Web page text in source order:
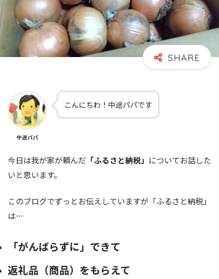
中途パパ
こんにちわ！中途パパです
今日は我が家が頼んだ 「ふるさと納税」 についてお話した
いと思います。
このブログでずっとお伝えしていますが「ふるさと納税」
は…
「がんばらずに」できて
返礼品（商品）をもらえて